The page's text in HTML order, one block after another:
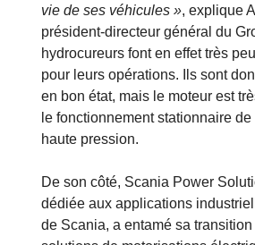
vie de ses véhicules », explique
président-directeur général du
hydrocureurs font en effet très
pour leurs opérations. Ils sont
en bon état, mais le moteur est
le fonctionnement stationnaire
haute pression.
De son côté, Scania Power
dédiée aux applications
de Scania, a entamé sa